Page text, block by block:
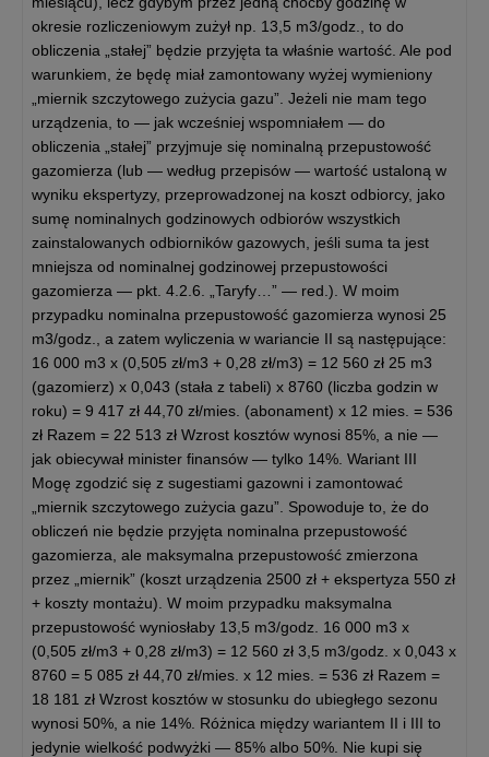
okresie rozliczeniowym zużył np. 13,5 m3/godz., to do
obliczenia „stałej” będzie przyjęta ta właśnie wartość. Ale pod
warunkiem, że będę miał zamontowany wyżej wymieniony
„miernik szczytowego zużycia gazu”. Jeżeli nie mam tego
urządzenia, to — jak wcześniej wspomniałem — do
obliczenia „stałej” przyjmuje się nominalną przepustowość
gazomierza (lub — według przepisów — wartość ustaloną w
wyniku ekspertyzy, przeprowadzonej na koszt odbiorcy, jako
sumę nominalnych godzinowych odbiorów wszystkich
zainstalowanych odbiorników gazowych, jeśli suma ta jest
mniejsza od nominalnej godzinowej przepustowości
gazomierza — pkt. 4.2.6. „Taryfy…” — red.). W moim
przypadku nominalna przepustowość gazomierza wynosi 25
m3/godz., a zatem wyliczenia w wariancie II są następujące:
16 000 m3 x (0,505 zł/m3 + 0,28 zł/m3) = 12 560 zł 25 m3
(gazomierz) x 0,043 (stała z tabeli) x 8760 (liczba godzin w
roku) = 9 417 zł 44,70 zł/mies. (abonament) x 12 mies. = 536
zł Razem = 22 513 zł Wzrost kosztów wynosi 85%, a nie —
jak obiecywał minister finansów — tylko 14%. Wariant III
Mogę zgodzić się z sugestiami gazowni i zamontować
„miernik szczytowego zużycia gazu”. Spowoduje to, że do
obliczeń nie będzie przyjęta nominalna przepustowość
gazomierza, ale maksymalna przepustowość zmierzona
przez „miernik” (koszt urządzenia 2500 zł + ekspertyza 550 zł
+ koszty montażu). W moim przypadku maksymalna
przepustowość wyniosłaby 13,5 m3/godz. 16 000 m3 x
(0,505 zł/m3 + 0,28 zł/m3) = 12 560 zł 3,5 m3/godz. x 0,043 x
8760 = 5 085 zł 44,70 zł/mies. x 12 mies. = 536 zł Razem =
18 181 zł Wzrost kosztów w stosunku do ubiegłego sezonu
wynosi 50%, a nie 14%. Różnica między wariantem II i III to
jedynie wielkość podwyżki — 85% albo 50%. Nie kupi się